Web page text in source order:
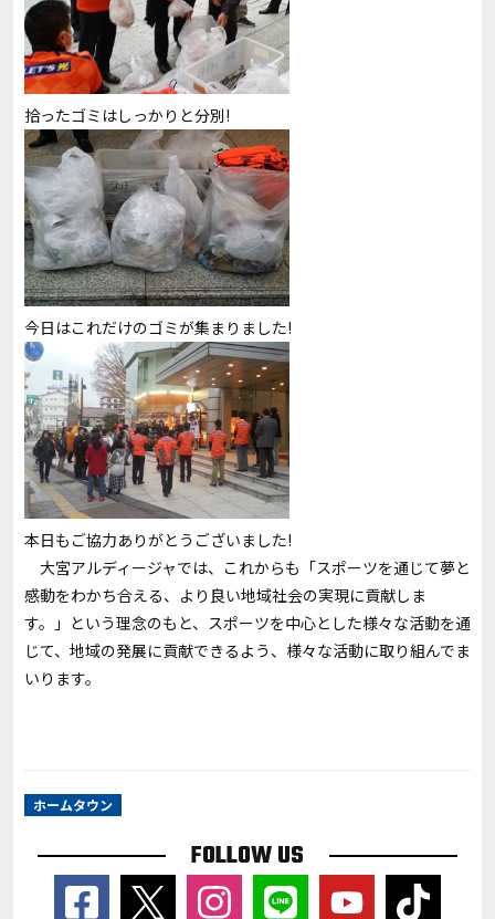
拾ったゴミはしっかりと分別!
今日はこれだけのゴミが集まりました!
本日もご協力ありがとうございました!
大宮アルディージャでは、これからも「スポーツを通じて夢と
感動をわかち合える、より良い地域社会の実現に貢献しま
す。」という理念のもと、スポーツを中心とした様々な活動を通
じて、地域の発展に貢献できるよう、様々な活動に取り組んでま
いります。
ホームタウン
FOLLOW US